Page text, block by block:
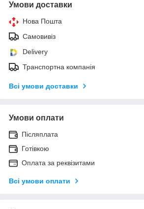
Умови доставки
Нова Пошта
Самовивіз
Delivery
Транспортна компанія
Всі умови доставки
Умови оплати
Післяплата
Готівкою
Оплата за реквізитами
Всі умови оплати